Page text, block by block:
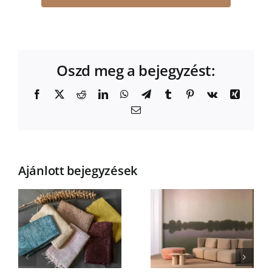
Oszd meg a bejegyzést:
Facebook
X RedditLinkedInWhatsApp
TelegramTumblr Pinterest
Vk
Xing
Email:
Ajánlott bejegyzések